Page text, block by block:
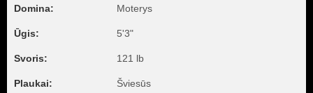
Domina: Moterys
Ūgis: 5'3"
Svoris: 121 lb
Plaukai: Šviesūs